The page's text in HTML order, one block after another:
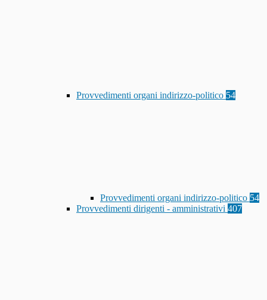
Provvedimenti organi indirizzo-politico 54
Provvedimenti organi indirizzo-politico 54
Provvedimenti dirigenti - amministrativi 407